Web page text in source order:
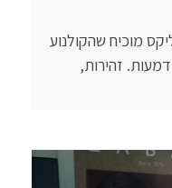
מוכיח שהקולנוע
דמעות. זהירות,